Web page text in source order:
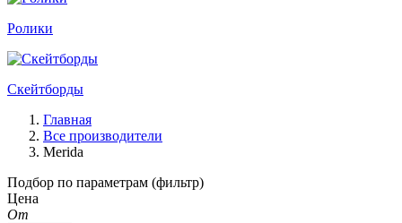
Ролики
Скейтборды
Главная
Все производители
Merida
Подбор по параметрам (фильтр)
Цена
От